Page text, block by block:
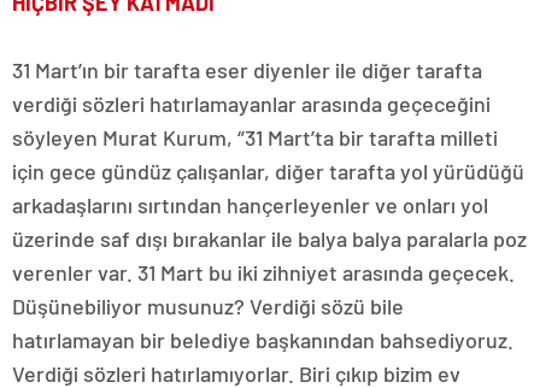
31 Mart’ın bir tarafta eser diyenler ile diğer tarafta
verdiği sözleri hatırlamayanlar arasında geçeceğini
söyleyen Murat Kurum, ‘’31 Mart’ta bir tarafta milleti
için gece gündüz çalışanlar, diğer tarafta yol yürüdüğü
arkadaşlarını sırtından hançerleyenler ve onları yol
üzerinde saf dışı bırakanlar ile balya balya paralarla poz
verenler var. 31 Mart bu iki zihniyet arasında geçecek.
Düşünebiliyor musunuz? Verdiği sözü bile
hatırlamayan bir belediye başkanından bahsediyoruz.
Verdiği sözleri hatırlamıyorlar. Biri çıkıp bizim ev